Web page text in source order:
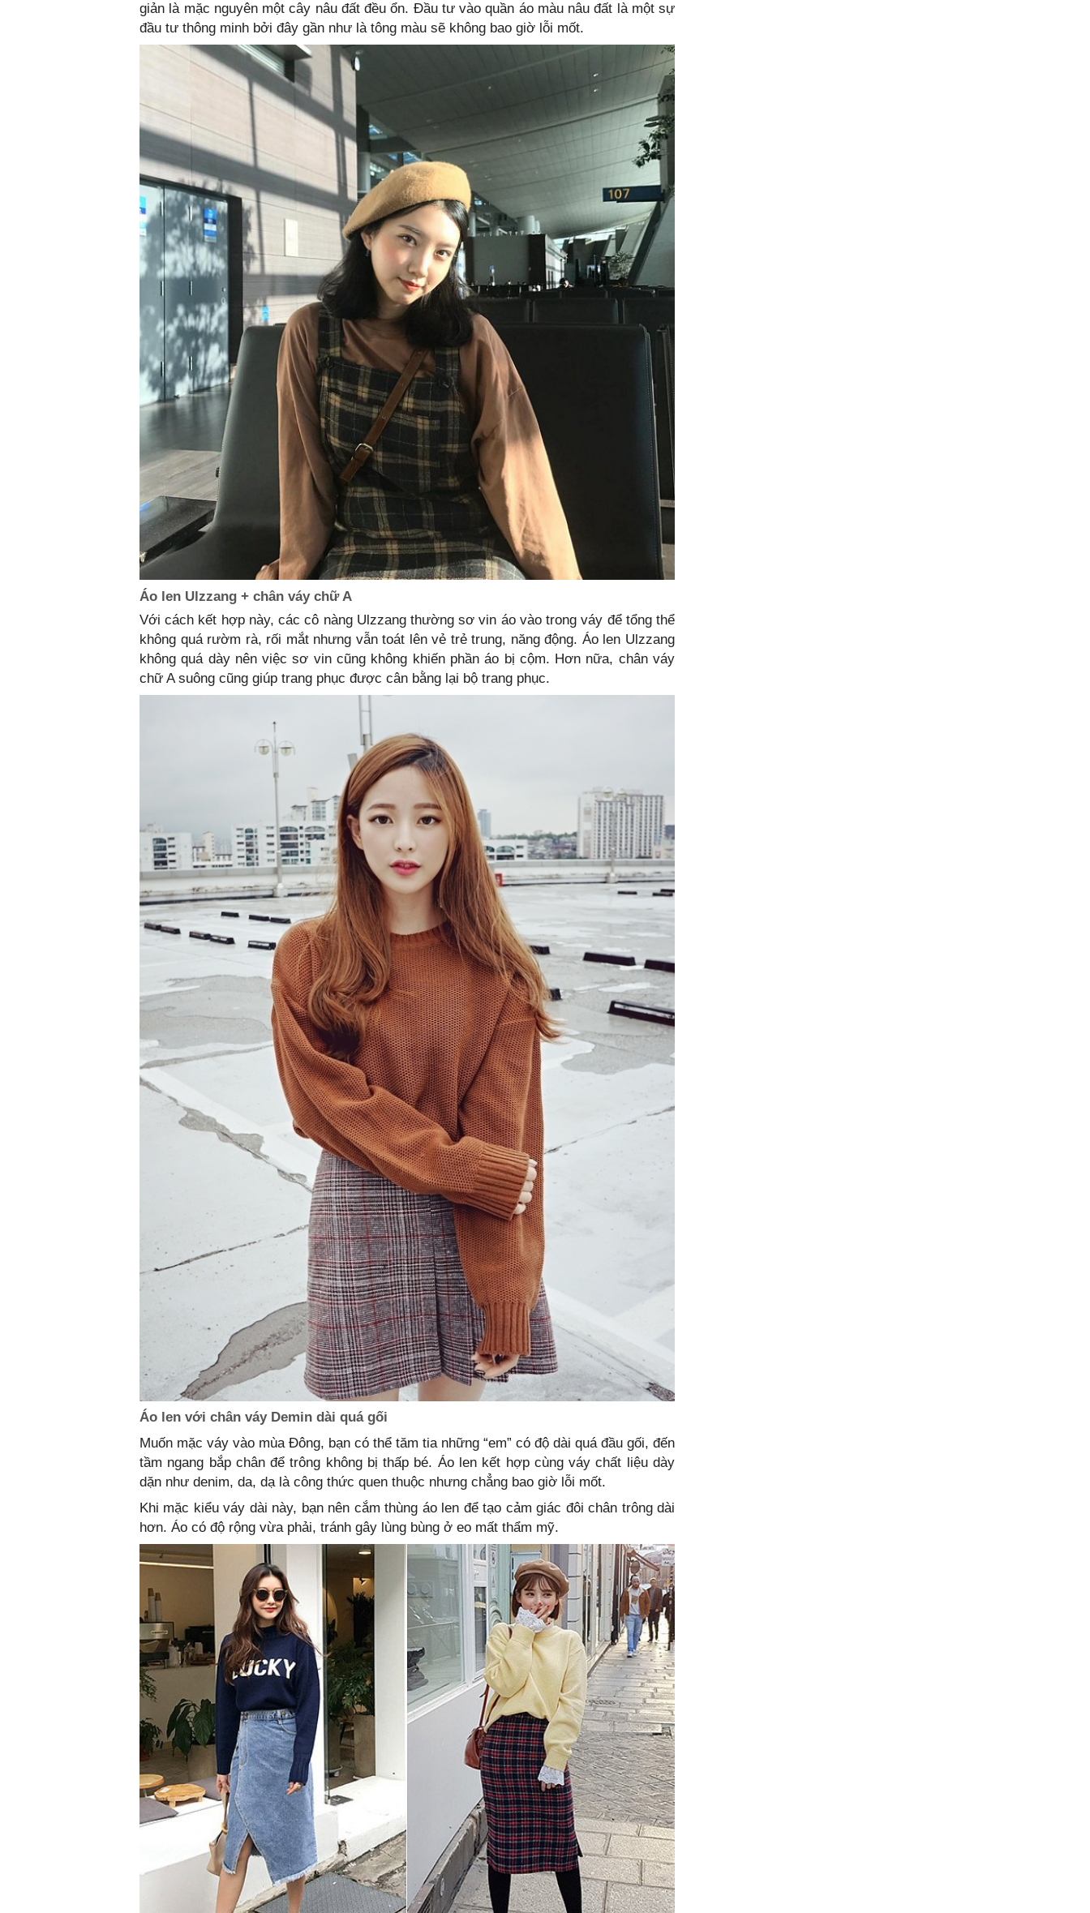
giản là mặc nguyên một cây nâu đất đều ổn. Đầu tư vào quần áo màu nâu đất là một sự
đầu tư thông minh bởi đây gần như là tông màu sẽ không bao giờ lỗi mốt.
Áo len Ulzzang + chân váy chữ A
Với cách kết hợp này, các cô nàng Ulzzang thường sơ vin áo vào trong váy để tổng thể
không quá rườm rà, rối mắt nhưng vẫn toát lên vẻ trẻ trung, năng động. Áo len Ulzzang
không quá dày nên việc sơ vin cũng không khiến phần áo bị cộm. Hơn nữa, chân váy
chữ A suông cũng giúp trang phục được cân bằng lại bộ trang phục.
Áo len với chân váy Demin dài quá gối
Muốn mặc váy vào mùa Đông, bạn có thể tăm tia những “em” có độ dài quá đầu gối, đến
tầm ngang bắp chân để trông không bị thấp bé. Áo len kết hợp cùng váy chất liệu dày
dặn như denim, da, dạ là công thức quen thuộc nhưng chẳng bao giờ lỗi mốt.
Khi mặc kiểu váy dài này, bạn nên cắm thùng áo len để tạo cảm giác đôi chân trông dài
hơn. Áo có độ rộng vừa phải, tránh gây lùng bùng ở eo mất thẩm mỹ.